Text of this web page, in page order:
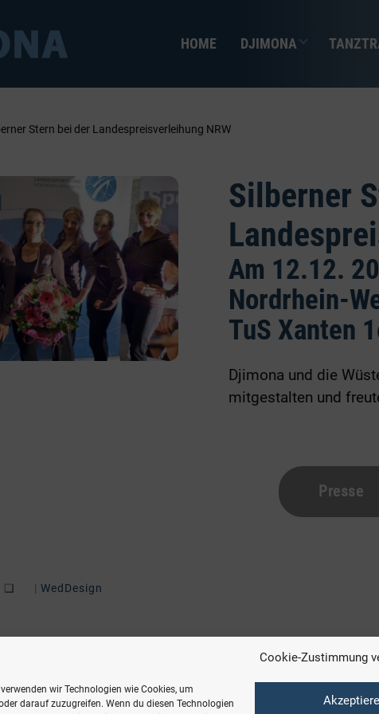
Cookie-Zustimmung
wir Technologien wie Cookies, um
darauf zuzugreifen. Wenn du diesen Technologien
HOME DJIMONA
Stern bei der Landespreisverleihung NRW
Silberner
Am 12.12.
Nordrhein-
TuS Xanten
Djimona und die
mitgestalten und
Presse
❏ | WedDesign